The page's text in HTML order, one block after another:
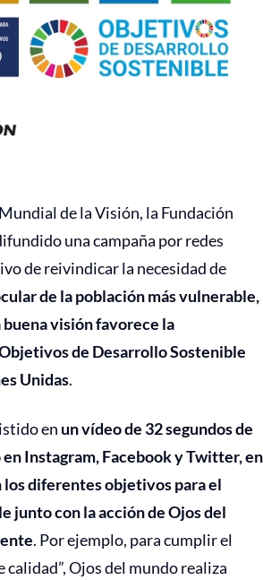
de la Visión, la Fundación
una campaña por redes
de reivindicar la necesidad de
de la población más vulnerable,
visión favorece la
de Desarrollo Sostenible
Unidas.
en un vídeo de 32 segundos de
Instagram, Facebook y Twitter, en
los diferentes objetivos para el
junto con la acción de Ojos del
. Por ejemplo, para cumplir el
calidad”, Ojos del mundo realiza